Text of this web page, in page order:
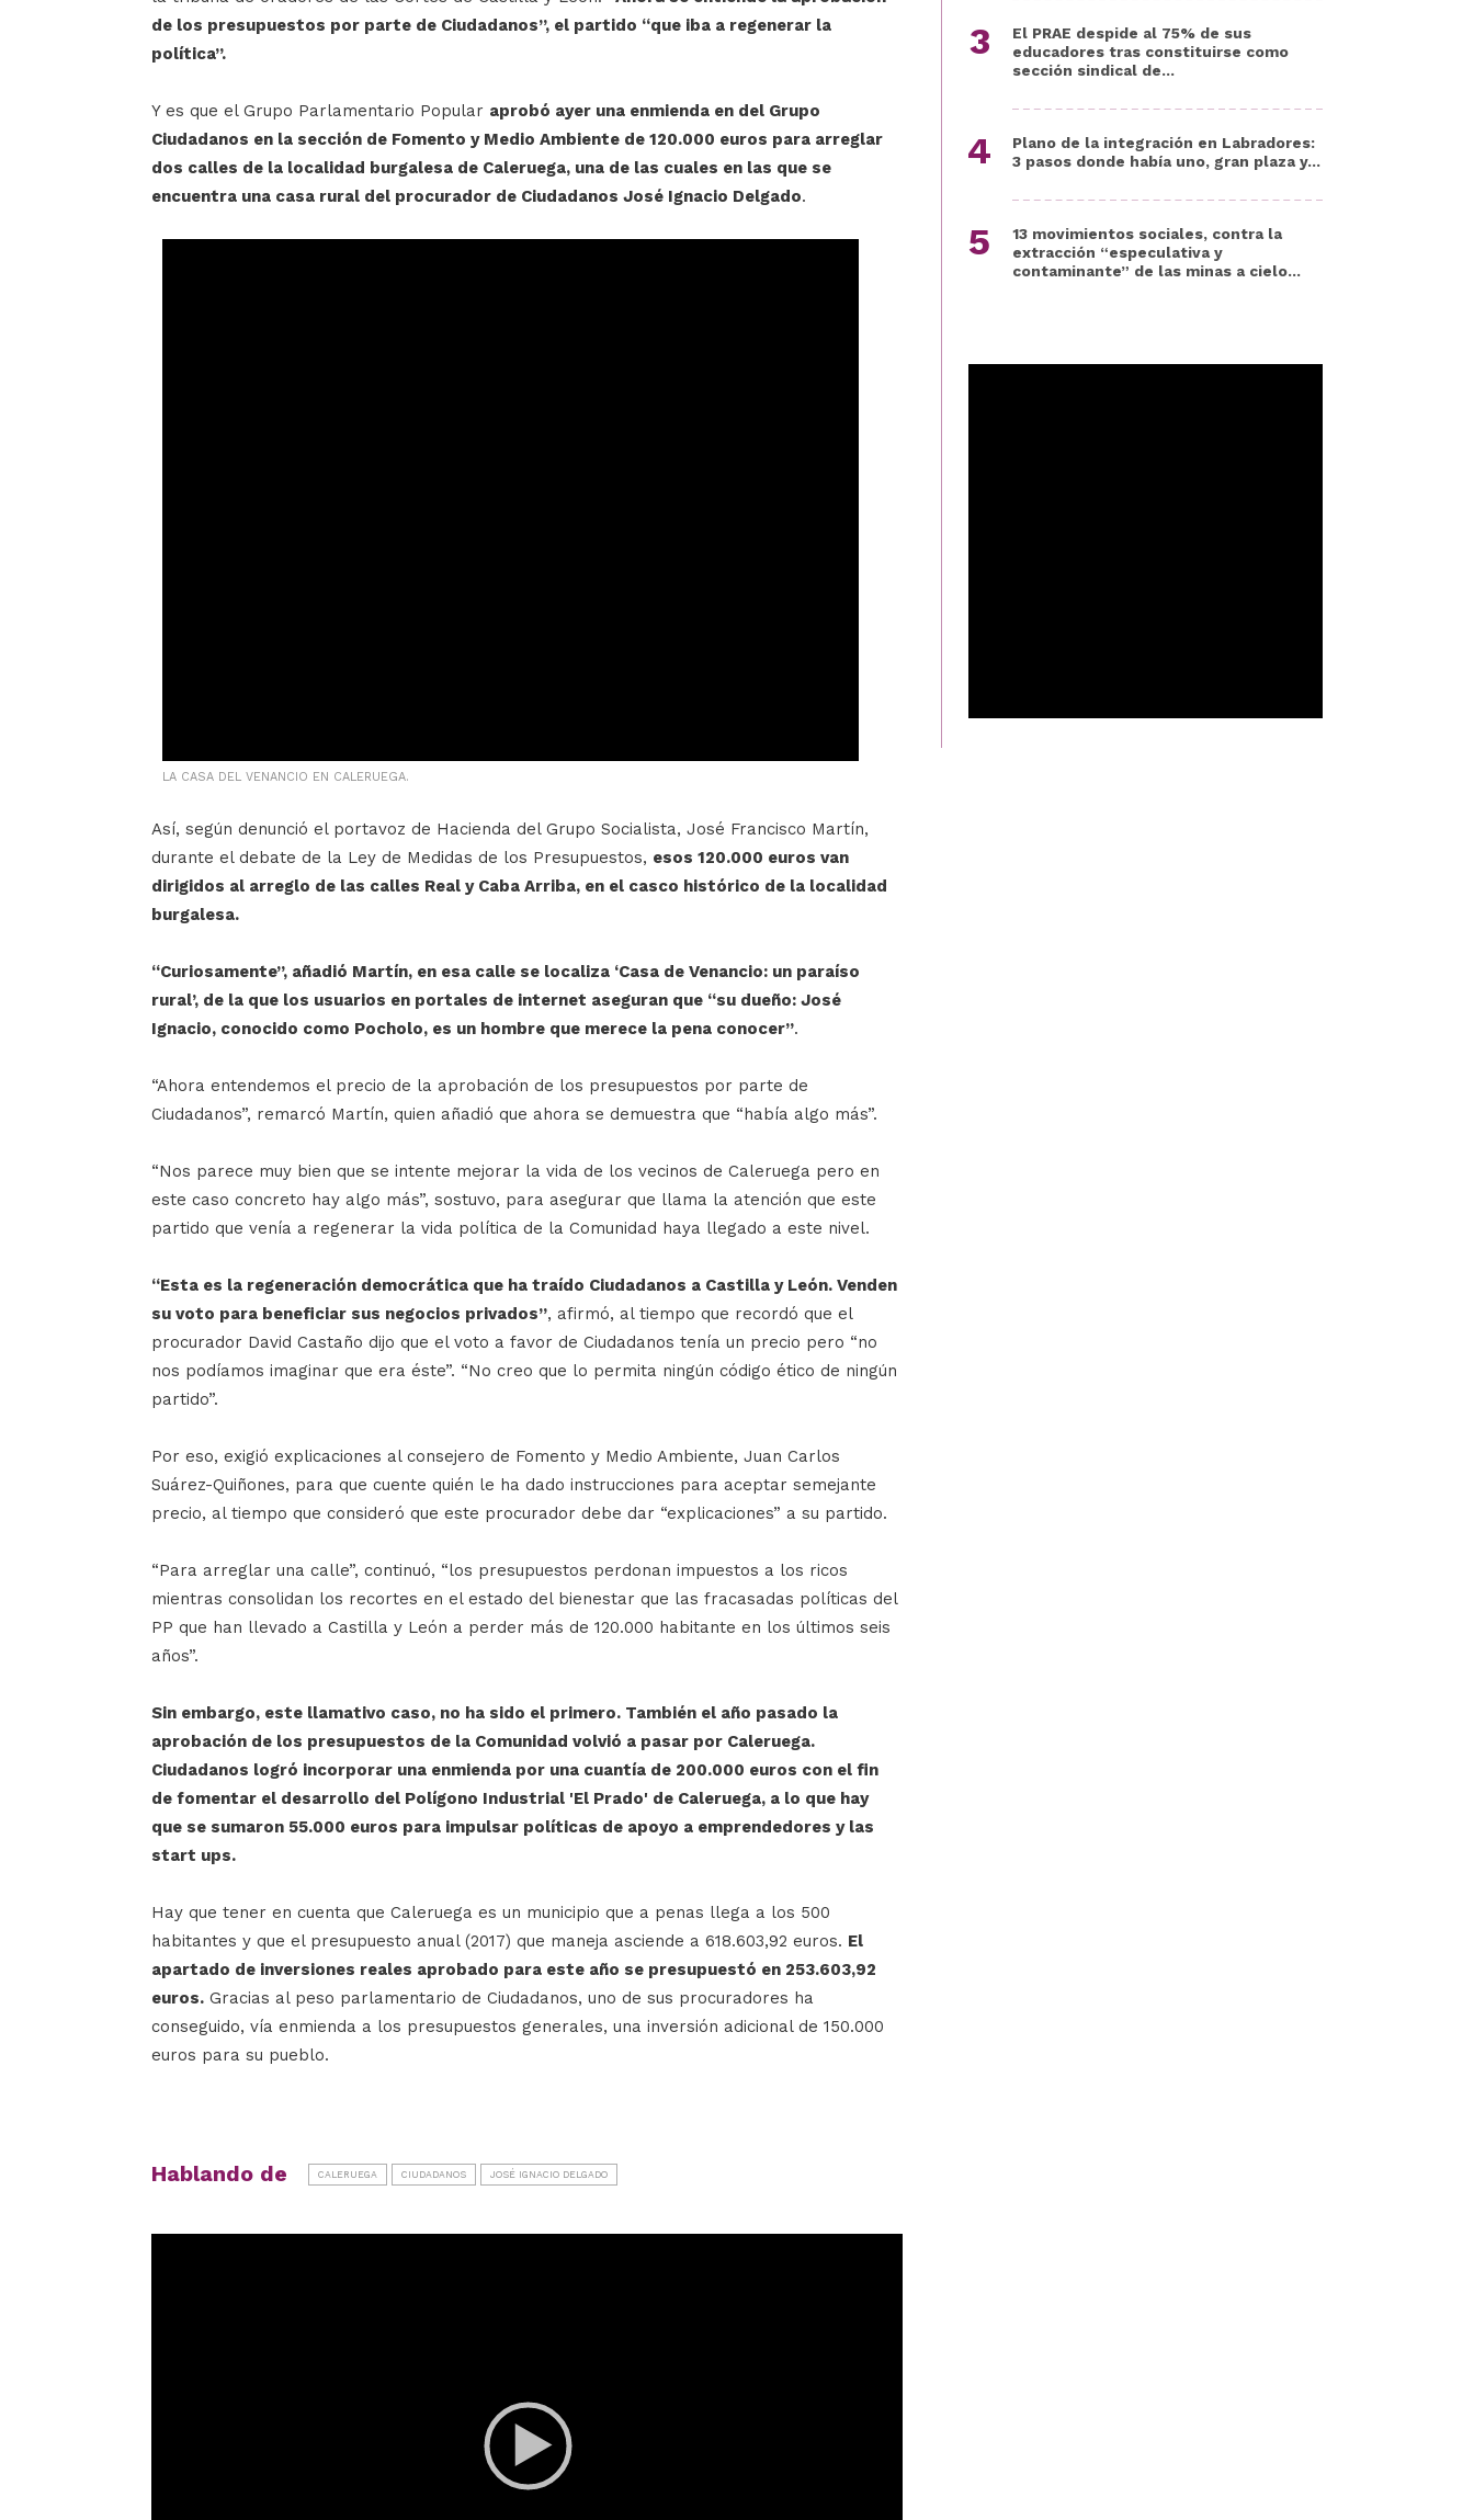
de los presupuestos por parte de Ciudadanos”, el partido “que iba a regenerar la
política”.
Y es que el Grupo Parlamentario Popular aprobó ayer una enmienda en del Grupo
Ciudadanos en la sección de Fomento y Medio Ambiente de 120.000 euros para arreglar
dos calles de la localidad burgalesa de Caleruega, una de las cuales en las que se
encuentra una casa rural del procurador de Ciudadanos José Ignacio Delgado.
LA CASA DEL VENANCIO EN CALERUEGA.
Así, según denunció el portavoz de Hacienda del Grupo Socialista, José Francisco Martín,
durante el debate de la Ley de Medidas de los Presupuestos, esos 120.000 euros van
dirigidos al arreglo de las calles Real y Caba Arriba, en el casco histórico de la localidad
burgalesa.
“Curiosamente”, añadió Martín, en esa calle se localiza ‘Casa de Venancio: un paraíso
rural’, de la que los usuarios en portales de internet aseguran que “su dueño: José
Ignacio, conocido como Pocholo, es un hombre que merece la pena conocer”.
“Ahora entendemos el precio de la aprobación de los presupuestos por parte de
Ciudadanos”, remarcó Martín, quien añadió que ahora se demuestra que “había algo más”.
“Nos parece muy bien que se intente mejorar la vida de los vecinos de Caleruega pero en
este caso concreto hay algo más”, sostuvo, para asegurar que llama la atención que este
partido que venía a regenerar la vida política de la Comunidad haya llegado a este nivel.
“Esta es la regeneración democrática que ha traído Ciudadanos a Castilla y León. Venden
su voto para beneficiar sus negocios privados”, afirmó, al tiempo que recordó que el
procurador David Castaño dijo que el voto a favor de Ciudadanos tenía un precio pero “no
nos podíamos imaginar que era éste”. “No creo que lo permita ningún código ético de ningún
partido”.
Por eso, exigió explicaciones al consejero de Fomento y Medio Ambiente, Juan Carlos
Suárez-Quiñones, para que cuente quién le ha dado instrucciones para aceptar semejante
precio, al tiempo que consideró que este procurador debe dar “explicaciones” a su partido.
“Para arreglar una calle”, continuó, “los presupuestos perdonan impuestos a los ricos
mientras consolidan los recortes en el estado del bienestar que las fracasadas políticas del
PP que han llevado a Castilla y León a perder más de 120.000 habitante en los últimos seis
años”.
Sin embargo, este llamativo caso, no ha sido el primero. También el año pasado la
aprobación de los presupuestos de la Comunidad volvió a pasar por Caleruega.
Ciudadanos logró incorporar una enmienda por una cuantía de 200.000 euros con el fin
de fomentar el desarrollo del Polígono Industrial 'El Prado' de Caleruega, a lo que hay
que se sumaron 55.000 euros para impulsar políticas de apoyo a emprendedores y las
start ups.
Hay que tener en cuenta que Caleruega es un municipio que a penas llega a los 500
habitantes y que el presupuesto anual (2017) que maneja asciende a 618.603,92 euros. El
apartado de inversiones reales aprobado para este año se presupuestó en 253.603,92
euros. Gracias al peso parlamentario de Ciudadanos, uno de sus procuradores ha
conseguido, vía enmienda a los presupuestos generales, una inversión adicional de 150.000
euros para su pueblo.
Hablando de CALERUEGA CIUDADANOS JOSÉ IGNACIO DELGADO
El PRAE despide al 75% de sus
educadores tras constituirse como
sección sindical de...
Plano de la integración en Labradores:
3 pasos donde había uno, gran plaza y...
13 movimientos sociales, contra la
extracción “especulativa y
contaminante” de las minas a cielo...